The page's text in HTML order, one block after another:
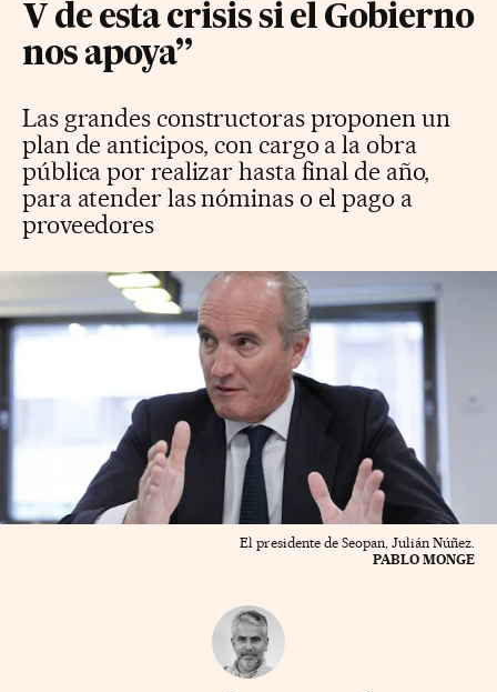
V de esta crisis si el Gobierno
nos apoya”
Las grandes constructoras proponen un
plan de anticipos, con cargo a la obra
pública por realizar hasta final de año,
para atender las nóminas o el pago a
proveedores
El presidente de Seopan, Julián Núñez.
PABLO MONGE